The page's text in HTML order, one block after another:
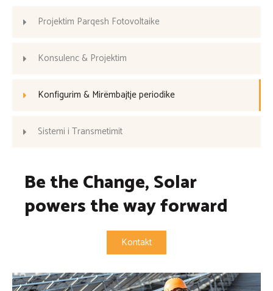
Projektim Parqesh Fotovoltaike
Konsulenc & Projektim
Konfigurim & Mirëmbajtje periodike
Sistemi i Transmetimit
Be the Change, Solar
powers the way forward
Kontakt